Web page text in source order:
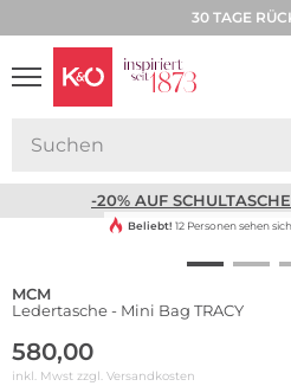
30 TAGE
-20% AUF
Beliebt! 12 Personen sehen
MCM
Ledertasche - Mini Bag TRACY
580,00
inkl. Mwst zzgl. Versandkosten